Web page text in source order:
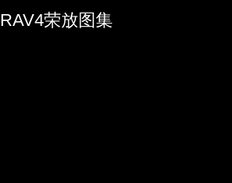
RAV4荣放图集